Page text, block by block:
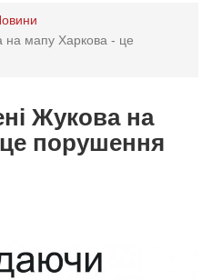
на мапу Харкова - це
Жукова на
порушення